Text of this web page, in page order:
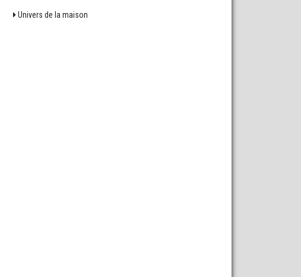
Univers de la maison